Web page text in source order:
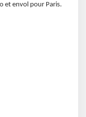
et envol pour Paris.